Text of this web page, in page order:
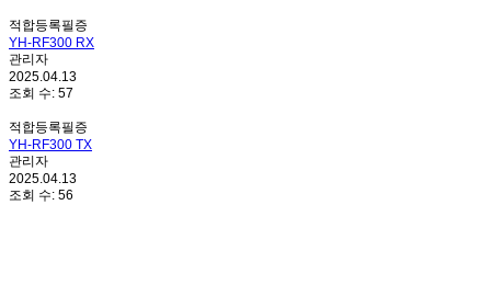
적합등록필증
YH-RF300 RX
관리자
2025.04.13
조회 수: 57
적합등록필증
YH-RF300 TX
관리자
2025.04.13
조회 수: 56